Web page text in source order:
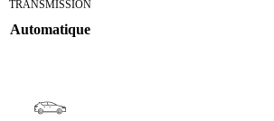
TRANSMISSION
Automatique